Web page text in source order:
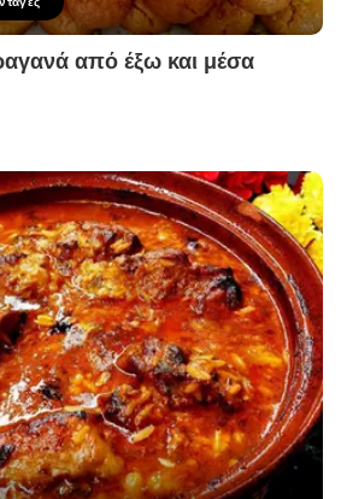
από έξω και μέσα